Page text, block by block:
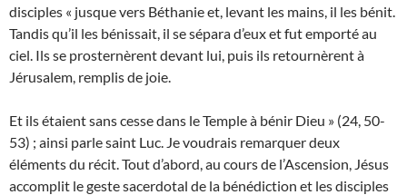
disciples « jusque vers Béthanie et, levant les mains, il les bénit.
Tandis qu’il les bénissait, il se sépara d’eux et fut emporté au
ciel. Ils se prosternèrent devant lui, puis ils retournèrent à
Jérusalem, remplis de joie.
Et ils étaient sans cesse dans le Temple à bénir Dieu » (24, 50-
53) ; ainsi parle saint Luc. Je voudrais remarquer deux
éléments du récit. Tout d’abord, au cours de l’Ascension, Jésus
accomplit le geste sacerdotal de la bénédiction et les disciples